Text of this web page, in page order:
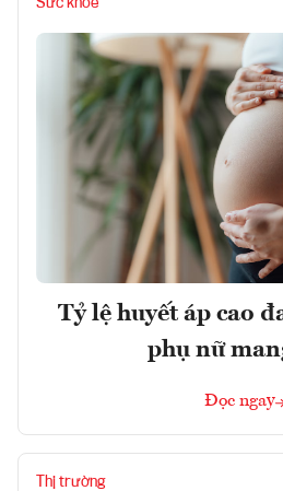
Tỷ lệ huyết áp cao
phụ nữ
Đọc ngay
Thị trường